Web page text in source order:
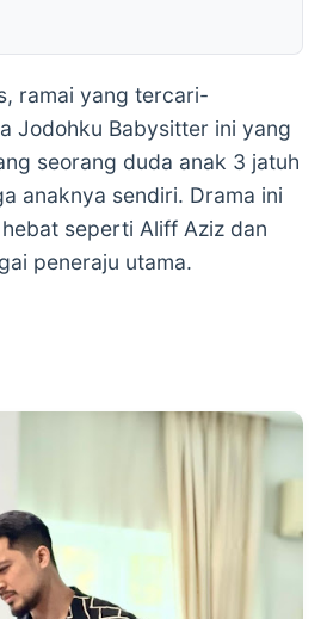
ramai yang tercari-
Jodohku Babysitter ini yang
seorang duda anak 3 jatuh
anaknya sendiri. Drama ini
seperti Aliff Aziz dan
peneraju utama.